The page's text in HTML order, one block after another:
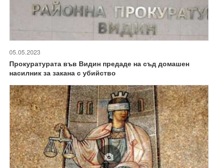
05.05.2023
Прокуратурата във Видин предаде на съд домашен
насилник за закана с убийство